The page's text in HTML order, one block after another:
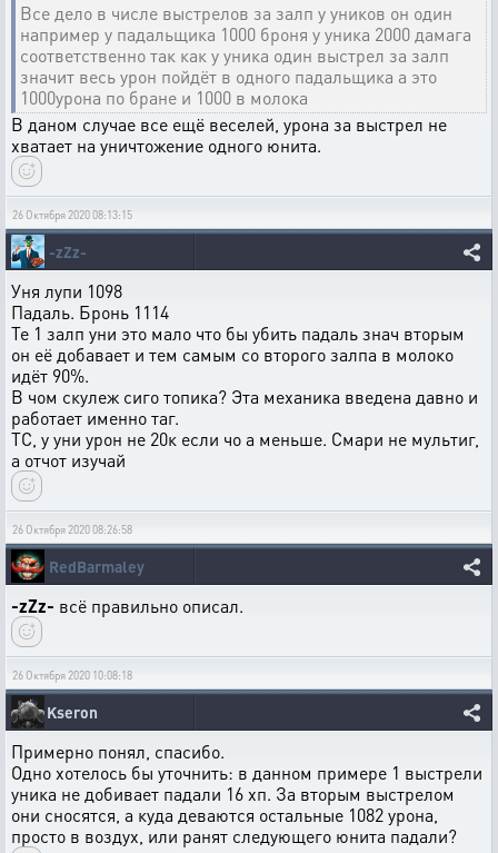
Все дело в числе выстрелов за залп у уников он один
например у падальщика 1000 броня у уника 2000 дамага
соответственно так как у уника один выстрел за залп
значит весь урон пойдёт в одного падальщика а это
1000урона по бране и 1000 в молока
В даном случае все ещё веселей, урона за выстрел не
хватает на уничтожение одного юнита.
26 Октября 2020 08:13:15
-zZz-
Уня лупи 1098
Падаль. Бронь 1114
Те 1 залп уни это мало что бы убить падаль знач вторым
он её добавает и тем самым со второго залпа в молоко
идёт 90%.
В чом скулеж сиго топика? Эта механика введена давно и
работает именно таг.
ТС, у уни урон не 20к если чо а меньше. Смари не мультиг,
а отчот изучай
26 Октября 2020 08:26:58
RedBarmaley
-zZz- всё правильно описал.
26 Октября 2020 10:08:18
Kseron
Примерно понял, спасибо.
Одно хотелось бы уточнить: в данном примере 1 выстрели
уника не добивает падали 16 хп. За вторым выстрелом
они сносятся, а куда деваются остальные 1082 урона,
просто в воздух, или ранят следующего юнита падали?